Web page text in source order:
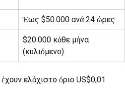
Έως $50.000 ανά 24 ώρες
$20.000 κάθε μήνα
(κυλιόμενο)
ελάχιστο όριο US$0,01